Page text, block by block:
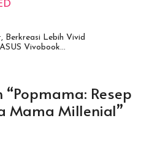
Berkreasi Lebih Vivid
Vivobook…
Resep
Mama Millenial”